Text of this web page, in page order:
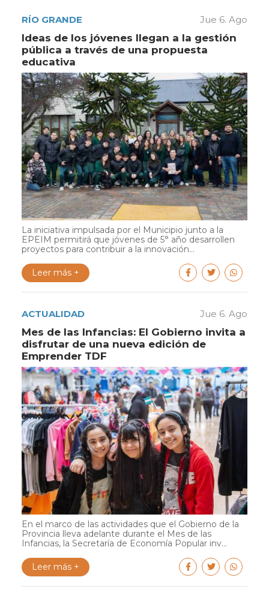
RÍO GRANDE Jue 6. Ago
Ideas de los jóvenes llegan a la gestión
pública a través de una propuesta
educativa
La iniciativa impulsada por el Municipio junto a la
EPEIM permitirá que jóvenes de 5° año desarrollen
proyectos para contribuir a la innovación...
Leer más +
ACTUALIDAD Jue 6. Ago
Mes de las Infancias: El Gobierno invita a
disfrutar de una nueva edición de
Emprender TDF
En el marco de las actividades que el Gobierno de la
Provincia lleva adelante durante el Mes de las
Infancias, la Secretaría de Economía Popular inv...
Leer más +